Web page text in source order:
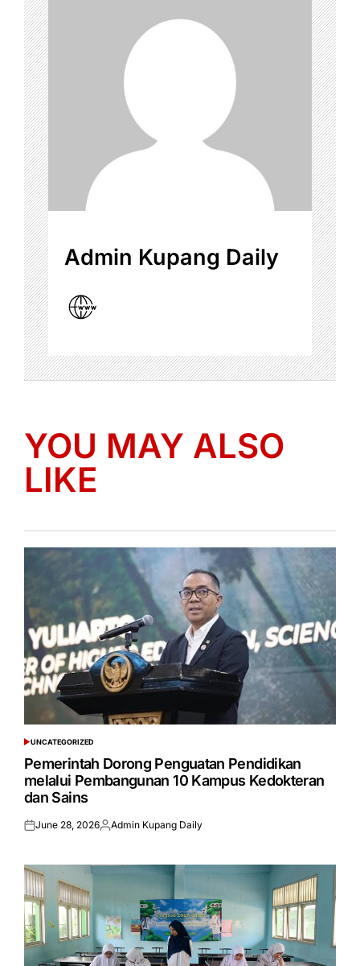
Admin Kupang Daily
YOU MAY ALSO
LIKE
POSTED
IN
UNCATEGORIZED
Pemerintah Dorong Penguatan Pendidikan
melalui Pembangunan 10 Kampus Kedokteran
dan Sains
Posted
June 28, 2026Posted
Admin Kupang Daily